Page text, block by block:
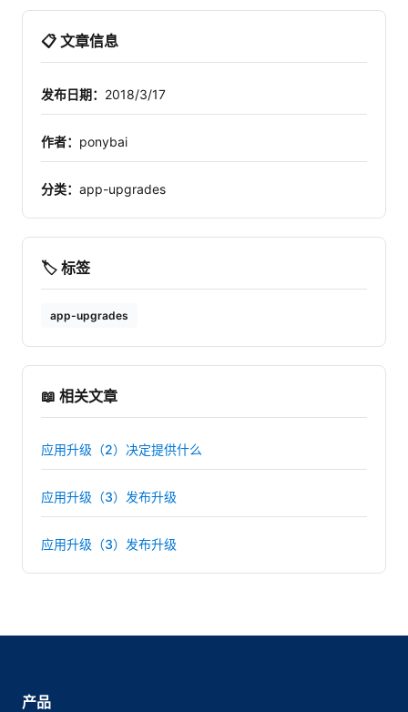
📋 文章信息
发布日期： 2018/3/17
作者： ponybai
分类： app-upgrades
🏷️ 标签
app-upgrades
📖 相关文章
应用升级（2）决定提供什么
应用升级（3）发布升级
应用升级（3）发布升级
产品